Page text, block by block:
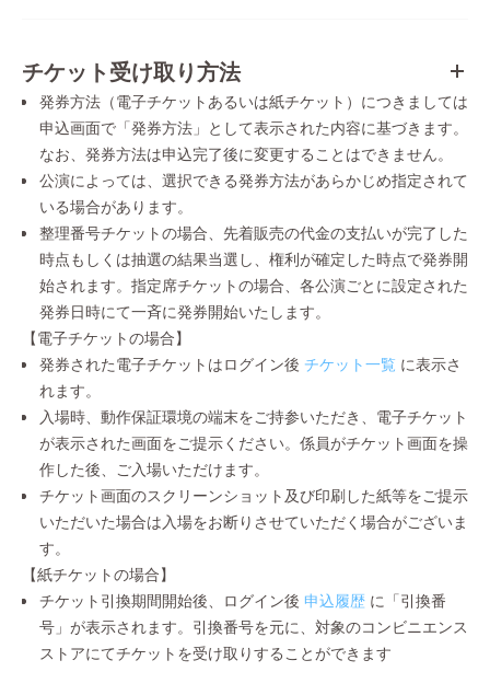
チケット受け取り方法
発券方法（電子チケットあるいは紙チケット）につきましては
申込画面で「発券方法」として表示された内容に基づきます。
なお、発券方法は申込完了後に変更することはできません。
公演によっては、選択できる発券方法があらかじめ指定されて
いる場合があります。
整理番号チケットの場合、先着販売の代金の支払いが完了した
時点もしくは抽選の結果当選し、権利が確定した時点で発券開
始されます。指定席チケットの場合、各公演ごとに設定された
発券日時にて一斉に発券開始いたします。
【電子チケットの場合】
発券された電子チケットはログイン後 チケット一覧 に表示さ
れます。
入場時、動作保証環境の端末をご持参いただき、電子チケット
が表示された画面をご提示ください。係員がチケット画面を操
作した後、ご入場いただけます。
チケット画面のスクリーンショット及び印刷した紙等をご提示
いただいた場合は入場をお断りさせていただく場合がございま
す。
【紙チケットの場合】
チケット引換期間開始後、ログイン後 申込履歴 に「引換番
号」が表示されます。引換番号を元に、対象のコンビニエンス
ストアにてチケットを受け取りすることができます